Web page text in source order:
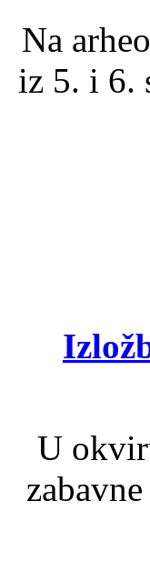
Na
iz 5. i 6.
U